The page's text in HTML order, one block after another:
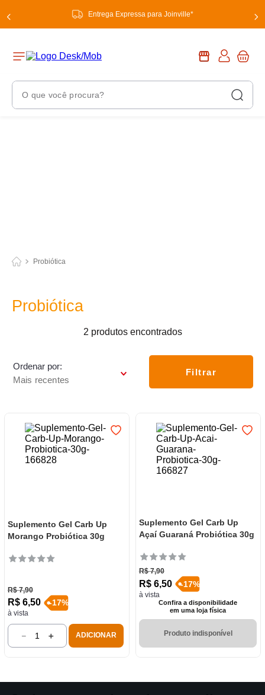
Entrega Expressa para Joinville*
O que você procura?
Probiótica
Probiótica
2 produtos
Ordenar por
Mais recentes
Filtrar
Suplemento Gel Carb Up
Morango Probiótica 30g
R$ 7,90
R$ 6,50
à vista
-17%
＋
－ ADICIONAR
Suplemento Gel Carb Up
Açaí Guaraná Probiótica 30g
R$ 7,90
R$ 6,50
à vista
-17%
Confira a disponibilidade
em uma loja física
Produto indisponível